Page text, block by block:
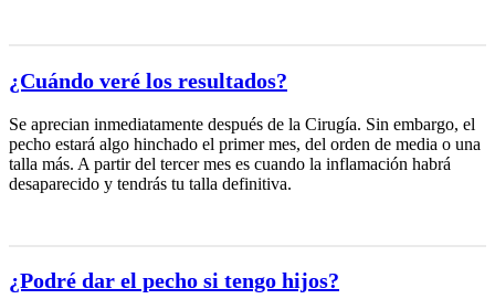
¿Cuándo veré los resultados?
Se aprecian inmediatamente después de la Cirugía. Sin embargo, el
pecho estará algo hinchado el primer mes, del orden de media o una
talla más. A partir del tercer mes es cuando la inflamación habrá
desaparecido y tendrás tu talla definitiva.
¿Podré dar el pecho si tengo hijos?